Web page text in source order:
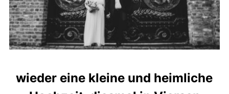
wieder eine kleine und heimliche